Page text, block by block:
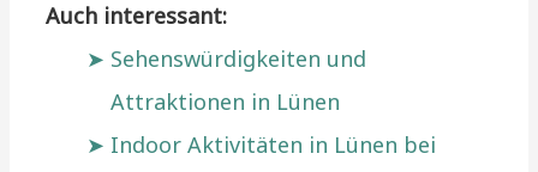
Auch interessant:
Sehenswürdigkeiten und
Attraktionen in Lünen
Indoor Aktivitäten in Lünen bei